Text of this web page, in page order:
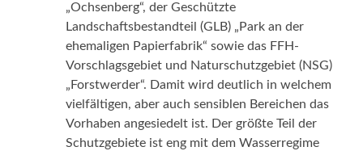
„Ochsenberg“, der Geschützte
Landschaftsbestandteil (GLB) „Park an der
ehemaligen Papierfabrik“ sowie das FFH-
Vorschlagsgebiet und Naturschutzgebiet (NSG)
„Forstwerder“. Damit wird deutlich in welchem
vielfältigen, aber auch sensiblen Bereichen das
Vorhaben angesiedelt ist. Der größte Teil der
Schutzgebiete ist eng mit dem Wasserregime